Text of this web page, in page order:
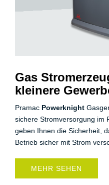
Gas
kleinere
Pramac Powerknight
sichere Stromversorgung im
geben Ihnen die Sicherheit,
Betrieb sicher mit Strom
MEHR SEHEN